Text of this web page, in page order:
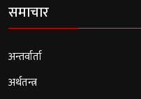
समाचार
अन्तर्वार्ता
अर्थतन्त्र